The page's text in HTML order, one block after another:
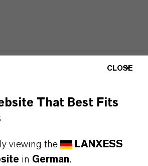
CLOSE
That Best Fits
viewing the
LANXESS
in German.